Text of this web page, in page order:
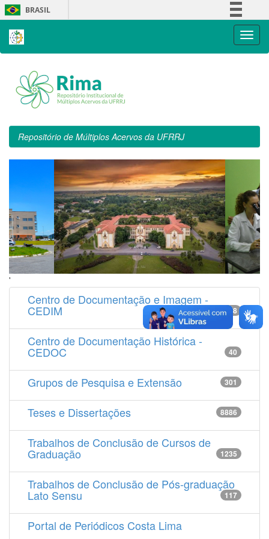
Skip
navigation
BRASIL
Repositório de Múltiplos Acervos da UFRRJ
'
Centro de Documentação e Imagem -
CEDIM 14538
Centro de Documentação Histórica -
CEDOC 40
Grupos de Pesquisa e Extensão 301
Teses e Dissertações 8886
Trabalhos de Conclusão de Cursos de
Graduação 1235
Trabalhos de Conclusão de Pós-graduação
Lato Sensu 117
Portal de Periódicos Costa Lima